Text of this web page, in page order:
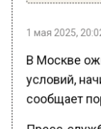
условий,
сообщает
Пресс-